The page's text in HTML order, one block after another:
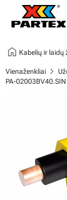
home Kabelių ir laidų
Vienaženkliaichevron_right
PA-02003BV40.SIN